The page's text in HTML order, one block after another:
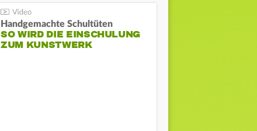
Handgemachte Schultüten
SO WIRD DIE EINSCHULUNG
ZUM KUNSTWERK